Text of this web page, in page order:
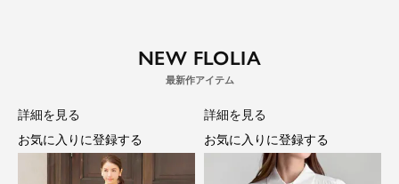
NEW FLOLIA
詳細を見る
お気に入りに登録する
詳細を見る
お気に入りに登録する